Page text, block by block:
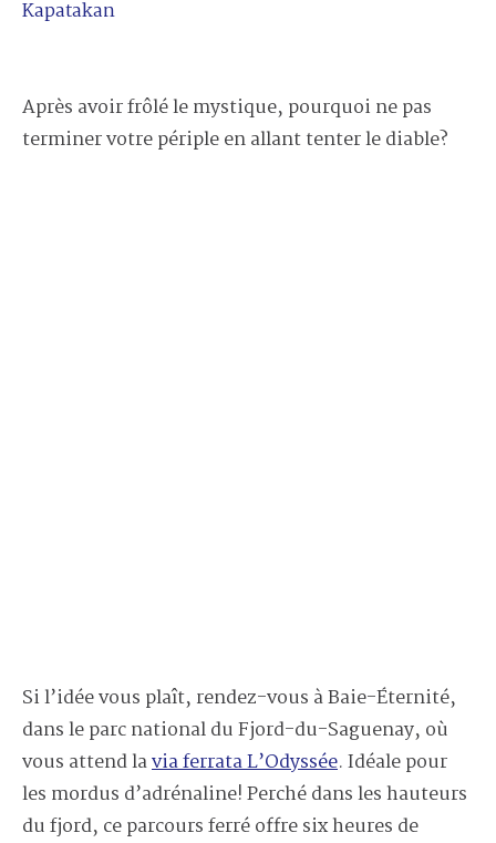
Kapatakan
Après avoir frôlé le mystique, pourquoi ne pas
terminer votre périple en allant tenter le diable?
Si l’idée vous plaît, rendez-vous à Baie-Éternité,
dans le parc national du Fjord-du-Saguenay, où
vous attend lavia ferrata L’Odyssée. Idéale pour
les mordus d’adrénaline! Perché dans les hauteurs
du fjord, ce parcours ferré offre six heures de